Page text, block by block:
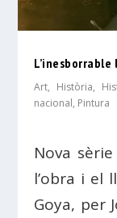
Art, Història,
nacional, Pintura
Nova
l’obra i el
Goya, per